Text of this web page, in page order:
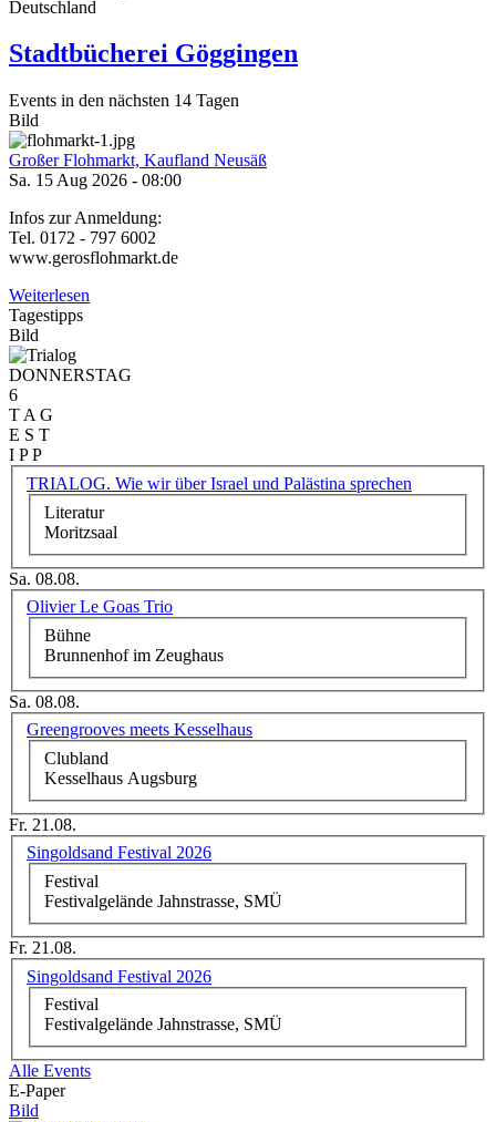
Deutschland
Stadtbücherei Göggingen
Events in den nächsten 14 Tagen
Bild
Großer Flohmarkt, Kaufland Neusäß
Sa. 15 Aug 2026 - 08:00
Infos zur Anmeldung:
Tel. 0172 - 797 6002
www.gerosflohmarkt.de
Weiterlesen
Tagestipps
Bild
DONNERSTAG
6
T A G
E S T
I P P
TRIALOG. Wie wir über Israel und Palästina sprechen
Literatur
Moritzsaal
Sa. 08.08.
Olivier Le Goas Trio
Bühne
Brunnenhof im Zeughaus
Sa. 08.08.
Greengrooves meets Kesselhaus
Clubland
Kesselhaus Augsburg
Fr. 21.08.
Singoldsand Festival 2026
Festival
Festivalgelände Jahnstrasse, SMÜ
Fr. 21.08.
Singoldsand Festival 2026
Festival
Festivalgelände Jahnstrasse, SMÜ
Alle Events
E-Paper
Bild